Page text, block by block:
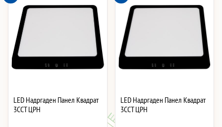
LED Надргаден Панел Квадрат
3CCT ЦРН
LED Надргаден Панел Квадрат
3CCT ЦРН